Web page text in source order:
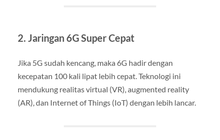
2. Jaringan 6G Super Cepat
Jika 5G sudah kencang, maka 6G hadir dengan
kecepatan 100 kali lipat lebih cepat. Teknologi ini
mendukung realitas virtual (VR), augmented reality
(AR), dan Internet of Things (IoT) dengan lebih lancar.